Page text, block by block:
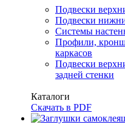
Подвески
Подвески
Системы
Профили,
каркасов
Подвески
задней стенки
Каталоги
Скачать в PDF